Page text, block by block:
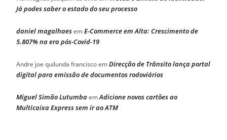
Já podes saber o estado do seu processo
daniel magalhaesemE-Commerce em Alta: Crescimento de
5.807% na era pós-Covid-19
Andre joe quilunda franciscoemDirecção de Trânsito lança portal
digital para emissão de documentos rodoviários
Miguel Simão LutumbaemAdicione novos cartões ao
Multicaixa Express sem ir ao ATM